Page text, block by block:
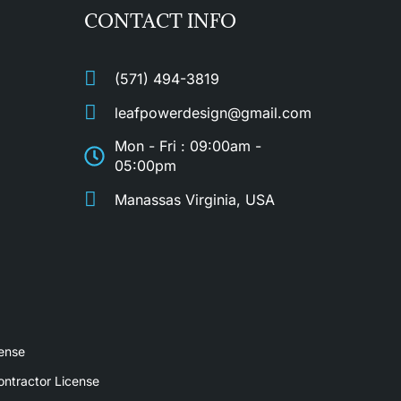
CONTACT INFO
(571) 494-3819
leafpowerdesign@gmail.com
Mon - Fri : 09:00am -
05:00pm
Manassas Virginia, USA
License